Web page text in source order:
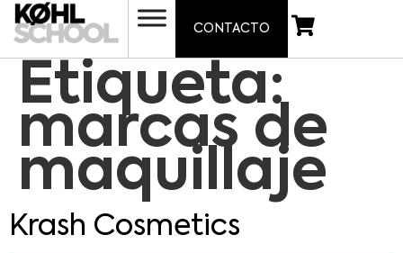
CONTACTO
Etiqueta:
marcas de
maquillaje
Krash Cosmetics